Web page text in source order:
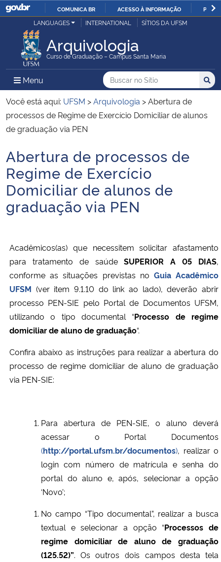
IR
O
COMUNICA BR ACESSO À INFORMAÇÃO
Ministério da Justiça e Segurança Pública
Ministério da Defesa
Ministério das Relações Exteriores
Ministério da Economia
Ministério da Infraestrutura
Ministério da Agricultura, Pecuária e Abastecimento
Ministério da Educação
Ministério de Minas e Energia
Ministério da Ciência, Tecnologia, Inovações e Comunicações
Ministério do Meio Ambiente
Ministério do Desenvolvimento Regional
Ministério da Mulher, da Família e dos Direitos Humanos
Secretaria-Geral
Secretaria de Governo
Gabinete de Segurança Institucional
Advocacia-Geral da União
LANGUAGES INTERNATIONAL SÍTIOS DA UFSM
Arquivologia
Curso de Graduação – Campus Santa Maria
Menu Menu Principal do Sítio
Busca
Buscar no no Sítio
Busca:
Você está aqui: UFSM >Arquivologia >Abertura de
processos de Regime de Exercício Domiciliar de alunos
de graduação via PEN
Início do conteúdo
Abertura de processos de
Regime de Exercício
Domiciliar de alunos de
graduação via PEN
Acadêmicos(as) que necessitem solicitar afastamento
para tratamento de saúdeSUPERIOR A 05 DIAS,
conforme as situações previstas no Guia Acadêmico
UFSM (ver item 9.1.10 do link ao lado), deverão abrir
processo PEN-SIE pelo Portal de Documentos UFSM,
utilizando o tipo documental “Processo de regime
domiciliar de aluno de graduação“.
Confira abaixo as instruções para realizar a abertura do
processo de regime domiciliar de aluno de graduação
via PEN-SIE:
Para abertura de PEN-SIE, o aluno deverá
acessar o Portal Documentos
(http://portal.ufsm.br/documentos), realizar o
login com número de matrícula e senha do
portal do aluno e, após, selecionar a opção
‘Novo’;
No campo “Tipo documental”, realizar a busca
textual e selecionar a opção “Processos de
regime domiciliar de aluno de graduação
(125.52)”. Os outros dois campos desta tela